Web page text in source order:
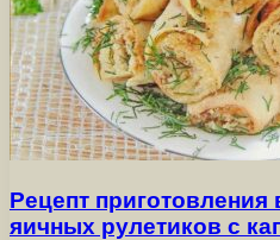
Рецепт
яичных рулетиков с